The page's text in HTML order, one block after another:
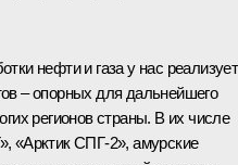
нефти и газа у нас
– опорных для дальнейшего
регионов страны. В их числе
«Арктик СПГ-2», амурские